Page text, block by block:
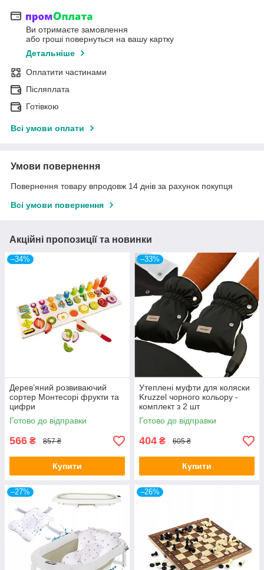
Ви отримаєте замовлення
або гроші повернуться на вашу картку
Детальніше
Оплатити частинами
Післяплата
Готівкою
Всі умови оплати
Умови повернення
Повернення товару впродовж 14 днів за рахунок покупця
Всі умови повернення
Акційні пропозиції та новинки
–34%
Дерев’яний розвиваючий
сортер Монтесорі фрукти та
цифри
Готово до відправки
566 ₴ 857 ₴
Купити
–33%
Утеплені муфти для коляски
Kruzzel чорного кольору -
комплект з 2 шт
Готово до відправки
404 ₴ 605 ₴
Купити
–27% –26%